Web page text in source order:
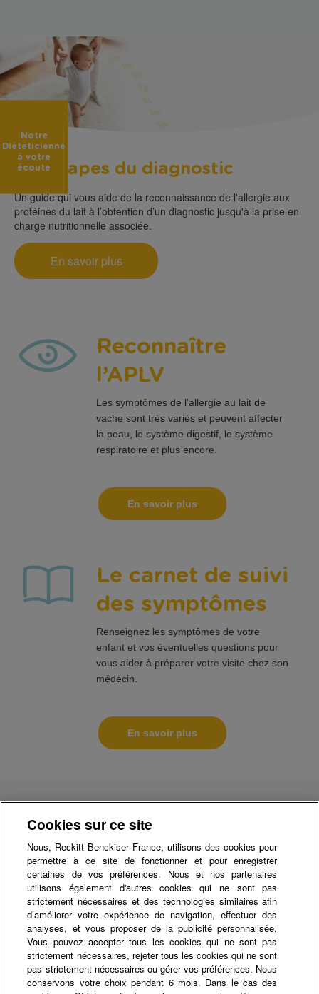
Les étapes du diagnostic
Un guide qui vous aide de la reconnaissance de l'allergie aux
protéines du lait à l’obtention d’un diagnostic jusqu'à la prise en
charge nutritionnelle associée.
En savoir plus
Reconnaître
l’APLV
Les symptômes de l'allergie au lait de
vache sont très variés et peuvent affecter
la peau, le système digestif, le système
respiratoire et plus encore.
En savoir plus
Le carnet de suivi
des symptômes
Renseignez les symptômes de votre
enfant et vos éventuelles questions pour
vous aider à préparer votre visite chez son
médecin.
En savoir plus
Notre
Diététicienne
à votre
écoute
Notre Chaîne YouTube:
Mentions légales
Cookies sur ce site
Nous, Reckitt Benckiser France, utilisons des cookies pour
permettre à ce site de fonctionner et pour enregistrer
certaines de vos préférences. Nous et nos partenaires
utilisons également d'autres cookies qui ne sont pas
strictement nécessaires et des technologies similaires afin
d’améliorer votre expérience de navigation, effectuer des
analyses, et vous proposer de la publicité personnalisée.
Vous pouvez accepter tous les cookies qui ne sont pas
strictement nécessaires, rejeter tous les cookies qui ne sont
pas strictement nécessaires ou gérer vos préférences. Nous
conservons votre choix pendant 6 mois. Dans le cas des